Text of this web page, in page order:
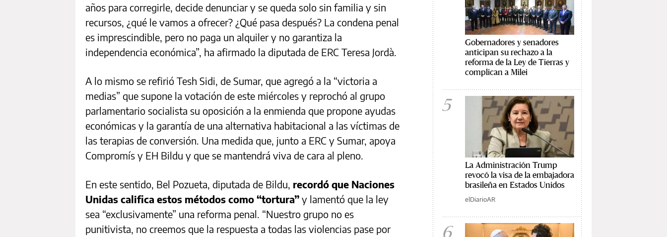
años para corregirle, decide denunciar y se queda solo sin familia y sin
recursos, ¿qué le vamos a ofrecer? ¿Qué pasa después? La condena penal
es imprescindible, pero no paga un alquiler y no garantiza la
independencia económica”, ha afirmado la diputada de ERC Teresa Jordà.
A lo mismo se refirió Tesh Sidi, de Sumar, que agregó a la “victoria a
medias” que supone la votación de este miércoles y reprochó al grupo
parlamentario socialista su oposición a la enmienda que propone ayudas
económicas y la garantía de una alternativa habitacional a las víctimas de
las terapias de conversión. Una medida que, junto a ERC y Sumar, apoya
Compromís y EH Bildu y que se mantendrá viva de cara al pleno.
En este sentido, Bel Pozueta, diputada de Bildu, recordó que Naciones
Unidas califica estos métodos como “tortura” y lamentó que la ley
sea “exclusivamente” una reforma penal. “Nuestro grupo no es
punitivista, no creemos que la respuesta a todas las violencias pase por
Gobernadores y senadores
anticipan su rechazo a la
reforma de la Ley de Tierras y
complican a Milei
5
La Administración Trump
revocó la visa de la embajadora
brasileña en Estados Unidos
elDiarioAR
6